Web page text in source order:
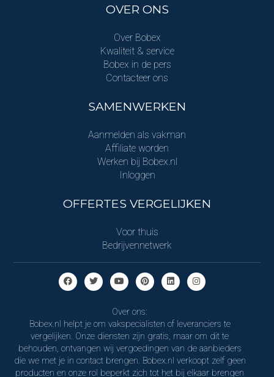
OVER ONS
Over Bobex
Kwaliteit & service
Bobex in de pers
Contacteer ons
SAMENWERKEN
Aanmelden als vakman
Affiliate worden
Werken bij Bobex.nl
Inloggen
OFFERTES VERGELIJKEN
Voor thuis
Bedrijvennetwerk
Over ons:
Bobex.nl helpt je om vakspecialisten of leveranciers te
vergelijken. Onze diensten zijn gratis, maar om dit te
behouden, ontvangen wij vergoedingen van de aanbieders
die we met je in contact brengen. Bobex.nl verkoopt zelf geen
producten en onze rol beperkt zich tot het bij elkaar brengen